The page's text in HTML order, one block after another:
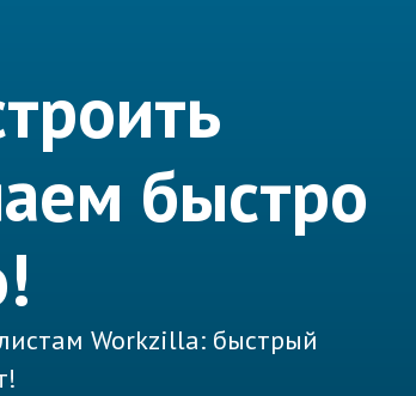
быстро
Workzilla: быстрый